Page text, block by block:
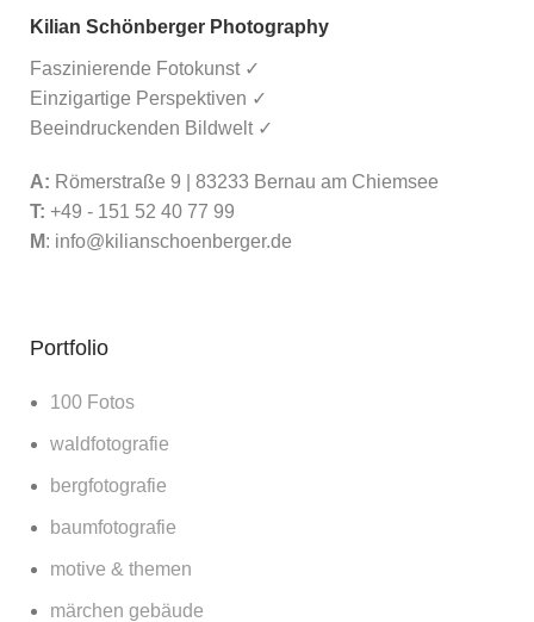
Kilian Schönberger Photography
Faszinierende Fotokunst ✓
Einzigartige Perspektiven ✓
Beeindruckenden Bildwelt ✓
A: Römerstraße 9 | 83233 Bernau am Chiemsee
T: +49 - 151 52 40 77 99
M: info@kilianschoenberger.de
Portfolio
100 Fotos
waldfotografie
bergfotografie
baumfotografie
motive & themen
märchen gebäude